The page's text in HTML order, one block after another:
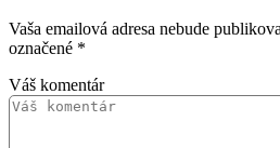
Vaša emailová adresa nebude
označené *
Váš komentár